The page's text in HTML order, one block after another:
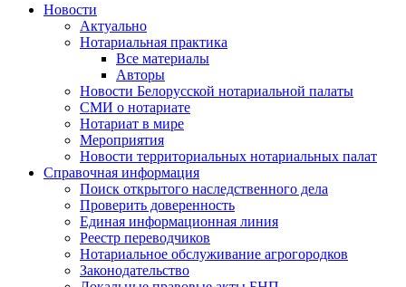
Новости
Актуально
Нотариальная практика
Все материалы
Авторы
Новости Белорусской нотариальной палаты
СМИ о нотариате
Нотариат в мире
Мероприятия
Новости территориальных нотариальных палат
Справочная информация
Поиск открытого наследственного дела
Проверить доверенность
Единая информационная линия
Реестр переводчиков
Нотариальное обслуживание агрогородков
Законодательство